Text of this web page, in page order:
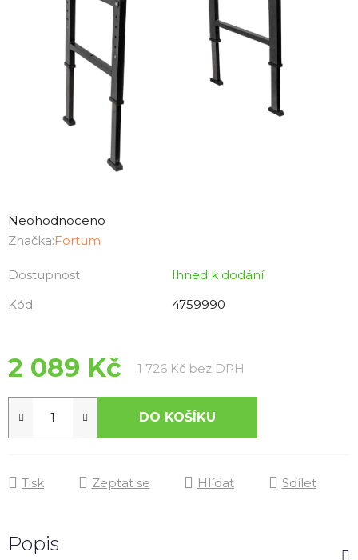
hodnocení
produktu
0,0
z
Neohodnoceno
Značka:Fortum
Dostupnost
Ihned k dodání
Kód:
4759990
2 089 Kč 1 726 Kč bez DPH
DO KOŠÍKU
Tisk Zeptat se Hlídat Sdílet
Popis